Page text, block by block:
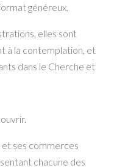
généreux.
elles sont
à la contemplation, et
dans le Cherche et
et ses commerces
chacune des